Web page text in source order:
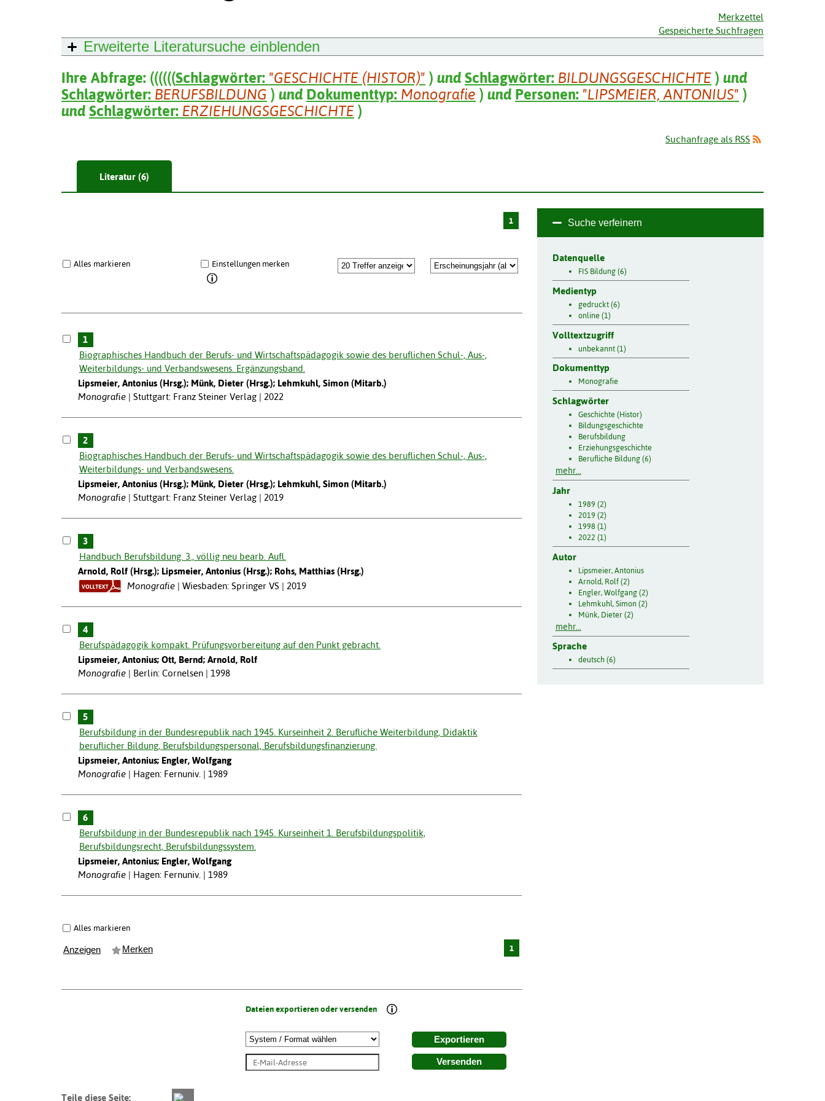
Merkzettel
Gespeicherte Suchfragen
Erweiterte Literatursuche einblenden
Ihre Abfrage: ((((((Schlagwörter: "GESCHICHTE (HISTOR)" ) und Schlagwörter: BILDUNGSGESCHICHTE ) und
Schlagwörter: BERUFSBILDUNG ) und Dokumenttyp: Monografie ) und Personen: "LIPSMEIER, ANTONIUS" )
und Schlagwörter: ERZIEHUNGSGESCHICHTE )
Suchanfrage als RSS
Literatur (6)
1
Alles markieren Einstellungen merken
1
Biographisches Handbuch der Berufs- und Wirtschaftspädagogik sowie des beruflichen Schul-, Aus-,
Weiterbildungs- und Verbandswesens. Ergänzungsband.
Lipsmeier, Antonius (Hrsg.); Münk, Dieter (Hrsg.); Lehmkuhl, Simon (Mitarb.)
Monografie
Stuttgart: Franz Steiner Verlag | 2022
2
Biographisches Handbuch der Berufs- und Wirtschaftspädagogik sowie des beruflichen Schul-, Aus-,
Weiterbildungs- und Verbandswesens.
Lipsmeier, Antonius (Hrsg.); Münk, Dieter (Hrsg.); Lehmkuhl, Simon (Mitarb.)
Monografie
Stuttgart: Franz Steiner Verlag | 2019
3
Handbuch Berufsbildung. 3., völlig neu bearb. Aufl.
Arnold, Rolf (Hrsg.); Lipsmeier, Antonius (Hrsg.); Rohs, Matthias (Hrsg.)
Monografie
Wiesbaden: Springer VS | 2019
4
Berufspädagogik kompakt. Prüfungsvorbereitung auf den Punkt gebracht.
Lipsmeier, Antonius; Ott, Bernd; Arnold, Rolf
Monografie
Berlin: Cornelsen | 1998
5
Berufsbildung in der Bundesrepublik nach 1945. Kurseinheit 2. Berufliche Weiterbildung, Didaktik
beruflicher Bildung, Berufsbildungspersonal, Berufsbildungsfinanzierung.
Lipsmeier, Antonius; Engler, Wolfgang
Monografie
Hagen: Fernuniv. | 1989
6
Berufsbildung in der Bundesrepublik nach 1945. Kurseinheit 1. Berufsbildungspolitik,
Berufsbildungsrecht, Berufsbildungssystem.
Lipsmeier, Antonius; Engler, Wolfgang
Monografie
Hagen: Fernuniv. | 1989
Alles markieren
Anzeigen Merken 1
Dateien exportieren oder versenden
Exportieren
Versenden
Suche verfeinern
Datenquelle
FIS Bildung (6)
Medientyp
gedruckt (6)
online (1)
Volltextzugriff
unbekannt (1)
Dokumenttyp
Monografie
Schlagwörter
Geschichte (Histor)
Bildungsgeschichte
Berufsbildung
Erziehungsgeschichte
Berufliche Bildung (6)
mehr...
Jahr
1989 (2)
2019 (2)
1998 (1)
2022 (1)
Autor
Lipsmeier, Antonius
Arnold, Rolf (2)
Engler, Wolfgang (2)
Lehmkuhl, Simon (2)
Münk, Dieter (2)
mehr...
Sprache
deutsch (6)
Teile diese Seite: